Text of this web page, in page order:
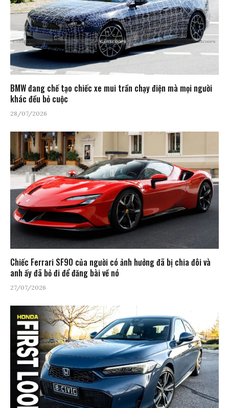
BMW đang chế tạo chiếc xe mui trần chạy điện mà mọi người
khác đều bỏ cuộc
28/07/2026
Chiếc Ferrari SF90 của người có ảnh hưởng đã bị chia đôi và
anh ấy đã bỏ đi để đăng bài về nó
27/07/2026